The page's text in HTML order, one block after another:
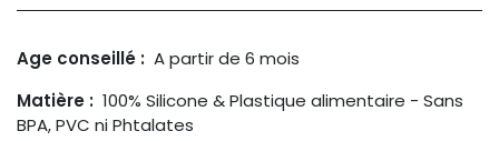
Age conseillé : A partir de 6 mois
Matière : 100% Silicone & Plastique alimentaire - Sans
BPA, PVC ni Phtalates